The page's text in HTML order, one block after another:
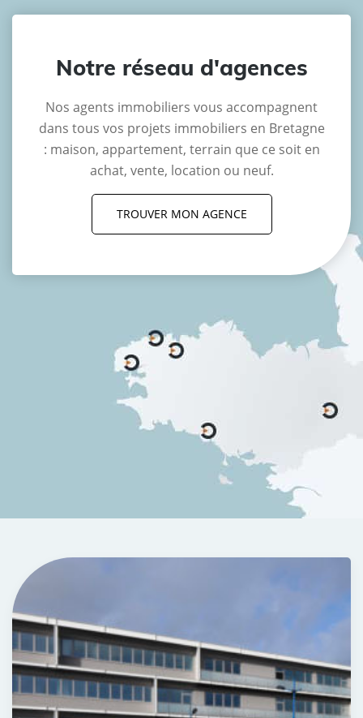
Notre réseau d'agences
Nos agents immobiliers vous accompagnent
dans tous vos projets immobiliers en Bretagne
: maison, appartement, terrain que ce soit en
achat, vente, location ou neuf.
TROUVER MON AGENCE